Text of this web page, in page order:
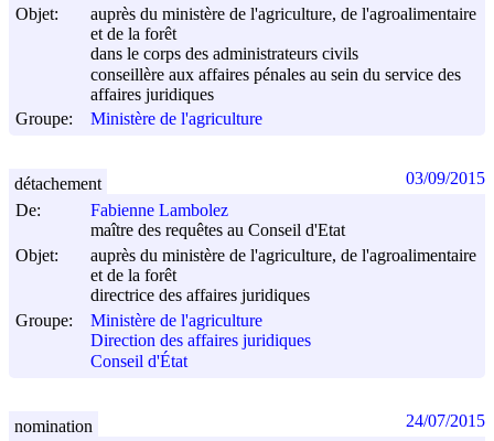
Objet:
auprès du ministère de l'agriculture, de l'agroalimentaire
et de la forêt
dans le corps des administrateurs civils
conseillère aux affaires pénales au sein du service des
affaires juridiques
Groupe:
Ministère de l'agriculture
De:
Fabienne Lambolez
maître des requêtes au Conseil d'Etat
Objet:
auprès du ministère de l'agriculture, de l'agroalimentaire
et de la forêt
directrice des affaires juridiques
Groupe:
Ministère de l'agriculture
Direction des affaires juridiques
Conseil d'État
détachement 03/09/2015
nomination 24/07/2015